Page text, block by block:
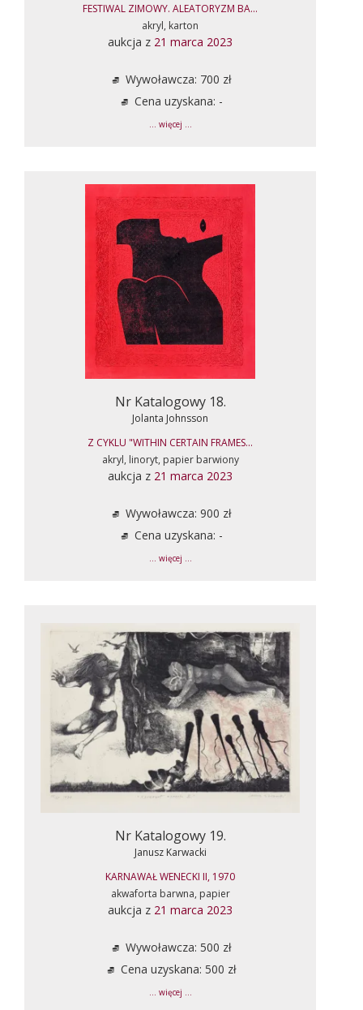
FESTIWAL ZIMOWY. ALEATORYZM BA...
akryl, karton
aukcja z 21 marca 2023
Wywoławcza: 700 zł
Cena uzyskana: -
... więcej ...
Nr Katalogowy 18.
Jolanta Johnsson
Z CYKLU "WITHIN CERTAIN FRAMES...
akryl, linoryt, papier barwiony
aukcja z 21 marca 2023
Wywoławcza: 900 zł
Cena uzyskana: -
... więcej ...
Nr Katalogowy 19.
Janusz Karwacki
KARNAWAŁ WENECKI II, 1970
akwaforta barwna, papier
aukcja z 21 marca 2023
Wywoławcza: 500 zł
Cena uzyskana: 500 zł
... więcej ...